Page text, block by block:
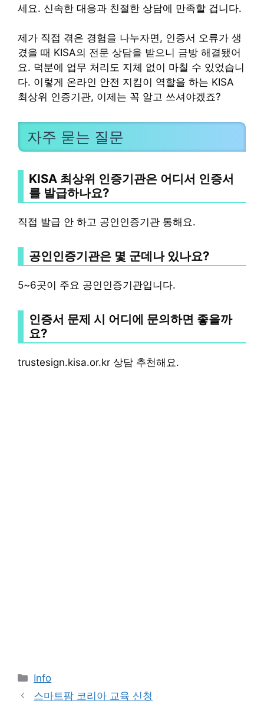
세요. 신속한 대응과 친절한 상담에 만족할 겁니다.
제가 직접 겪은 경험을 나누자면, 인증서 오류가 생
겼을 때 KISA의 전문 상담을 받으니 금방 해결됐어
요. 덕분에 업무 처리도 지체 없이 마칠 수 있었습니
다. 이렇게 온라인 안전 지킴이 역할을 하는 KISA
최상위 인증기관, 이제는 꼭 알고 쓰셔야겠죠?
자주 묻는 질문
KISA 최상위 인증기관은 어디서 인증서
를 발급하나요?
직접 발급 안 하고 공인인증기관 통해요.
공인인증기관은 몇 군데나 있나요?
5~6곳이 주요 공인인증기관입니다.
인증서 문제 시 어디에 문의하면 좋을까
요?
trustesign.kisa.or.kr 상담 추천해요.
Categories
Info
스마트팜 코리아 교육 신청